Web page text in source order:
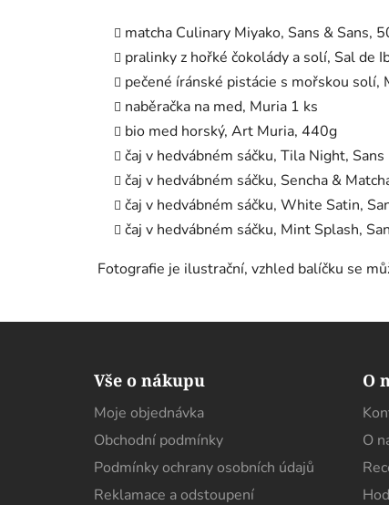
matcha Culinary Miyako, Sans & Sans,
pralinky z hořké čokolády a solí, Sal de
pečené íránské pistácie s mořskou solí,
naběračka na med, Muria 1 ks
bio med horský, Art Muria, 440g
čaj v hedvábném sáčku, Tila Night,
čaj v hedvábném sáčku, Sencha &
čaj v hedvábném sáčku, White Satin,
čaj v hedvábném sáčku, Mint Splash,
Fotografie je ilustrační, vzhled balíčku se
Vše o nákupu
Moje objednávka
Obchodní podmínky
Podmínky ochrany osobních údajů
Reklamace a odstoupení
O
O